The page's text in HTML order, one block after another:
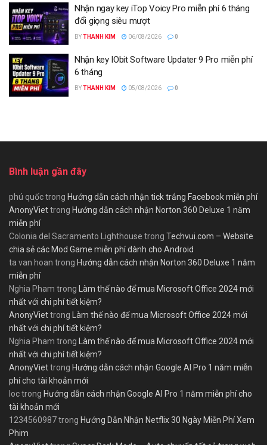
Nhận ngay key iTop Voicy Pro miễn phí 6 tháng
đổi giọng siêu mượt
BYTHANH KIM 06/08/2026 0
Nhận key IObit Software Updater 9 Pro miễn phí
6 tháng
BYTHANH KIM 05/08/2026 0
Bình luận gần đây
phú quốctrong Hướng dẫn cách nhận tick trắng Facebook miễn phí
AnonyViettrong Hướng dẫn cách nhận Norton 360 Deluxe 1 năm
miễn phí
Colonia del Sacramento Lighthouse trong Techvui.com – Website
chia sẻ các Mod Game miễn phí dành cho Android
ta van hoan trong Hướng dẫn cách nhận Norton 360 Deluxe 1 năm
miễn phí
Nghia Pham trong
Làm thế nào để mua Microsoft Office 2024 mới
nhất với chi phí tiết kiệm?
AnonyViettrong
Làm thế nào để mua Microsoft Office 2024 mới
nhất với chi phí tiết kiệm?
Nghia Pham trong
Làm thế nào để mua Microsoft Office 2024 mới
nhất với chi phí tiết kiệm?
AnonyViettrong Hướng dẫn cách nhận Google AI Pro 1 năm miễn
phí cho tài khoản mới
loctrong Hướng dẫn cách nhận Google AI Pro 1 năm miễn phí cho
tài khoản mới
1234560987trong Hướng Dẫn Nhận Netflix 30 Ngày Miễn Phí Xem
Phim